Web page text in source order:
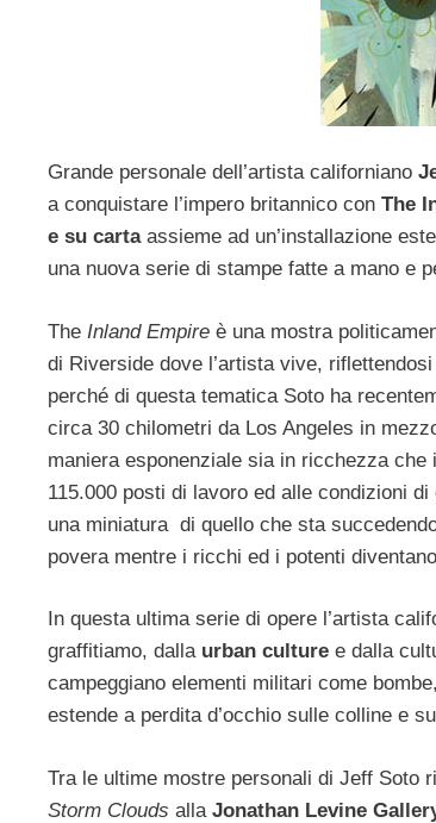
Grande personale dell’artista californiano
a conquistare l’impero britannico con The
e su cartaassieme ad un’installazione
una nuova serie di stampe fatte a mano e
The Inland Empire è una mostra
di Riverside dove l’artista vive,
perché di questa tematica Soto ha
circa 30 chilometri da Los Angeles in
maniera esponenziale sia in ricchezza
115.000 posti di lavoro ed alle condizioni
una miniatura di quello che sta
povera mentre i ricchi ed i potenti
In questa ultima serie di opere l’artista
graffitiamo, dallaurban culture e dalla
campeggiano elementi militari come
estende a perdita d’occhio sulle colline e
Tra le ultime mostre personali di Jeff Soto
Storm Clouds alla Jonathan Levine